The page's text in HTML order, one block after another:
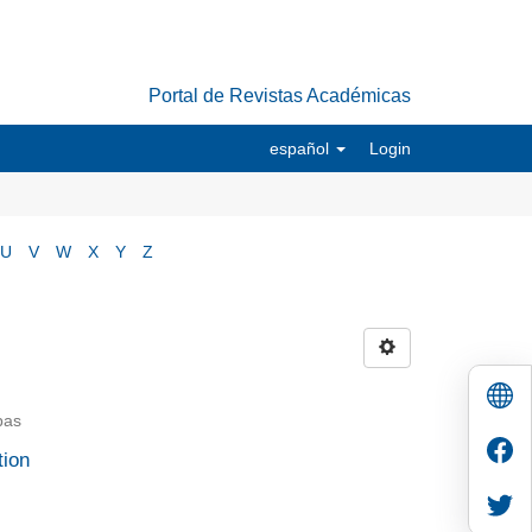
Portal de Revistas Académicas
español Login
U V W X Y Z